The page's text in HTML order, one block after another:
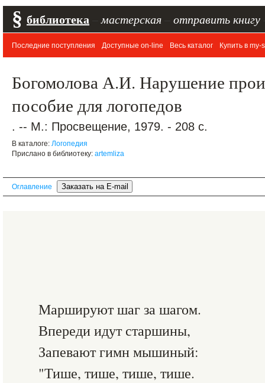
§ библиотека мастерская отправить книгу
Последние поступления Доступные on-line Весь каталог Купить в my-
Богомолова А.И. Нарушение
пособие для логопедов
. -- М.: Просвещение, 1979. - 208 с.
В каталоге: Логопедия
Прислано в библиотеку: artemliza
Оглавление
Маршируют шаг за шагом.
Впереди идут старшины,
Запевают гимн мышиный:
"Тише, тише, тише, тише.